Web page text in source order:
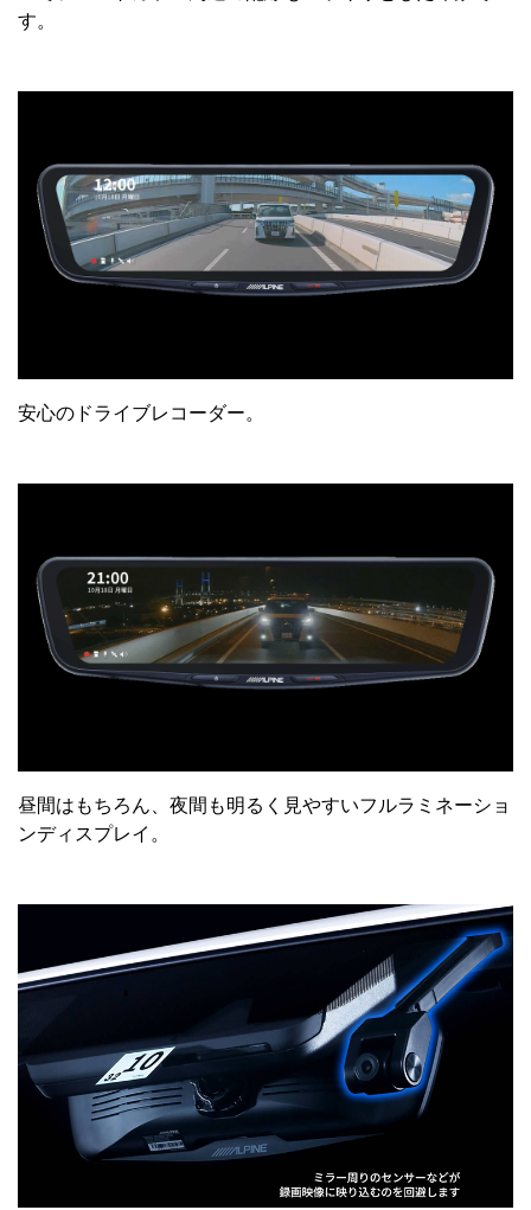
す。
安心のドライブレコーダー。
昼間はもちろん、夜間も明るく見やすいフルラミネーショ
ンディスプレイ。